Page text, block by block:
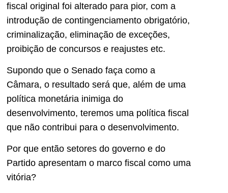
fiscal original foi alterado para pior, com a
introdução de contingenciamento obrigatório,
criminalização, eliminação de exceções,
proibição de concursos e reajustes etc.
Supondo que o Senado faça como a
Câmara, o resultado será que, além de uma
política monetária inimiga do
desenvolvimento, teremos uma política fiscal
que não contribui para o desenvolvimento.
Por que então setores do governo e do
Partido apresentam o marco fiscal como uma
vitória?